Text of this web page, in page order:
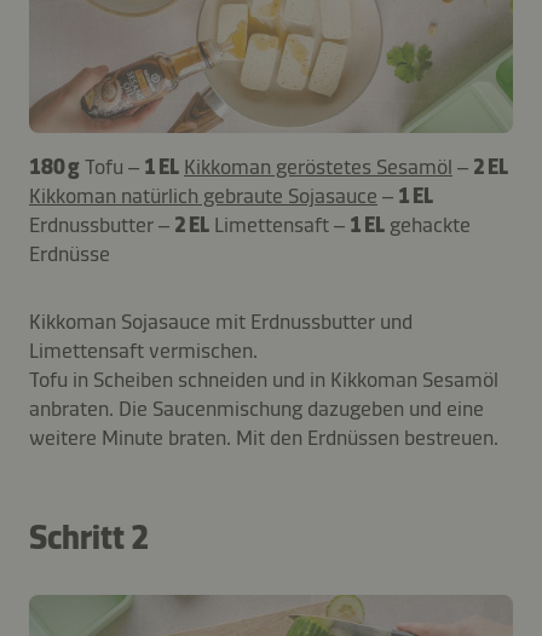
180 gTofu – 1 EL Kikkoman geröstetes Sesamöl – 2 EL
Kikkoman natürlich gebraute Sojasauce – 1 EL
Erdnussbutter – 2 EL Limettensaft – 1 ELgehackte
Erdnüsse
Kikkoman Sojasauce mit Erdnussbutter und
Limettensaft vermischen.
Tofu in Scheiben schneiden und in Kikkoman Sesamöl
anbraten. Die Saucenmischung dazugeben und eine
weitere Minute braten. Mit den Erdnüssen bestreuen.
Schritt 2